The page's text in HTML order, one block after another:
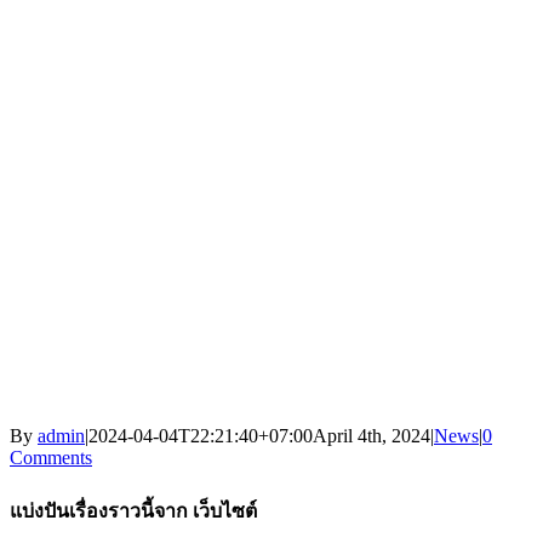
By admin|2024-04-04T22:21:40+07:00April 4th, 2024|News|0
Comments
แบ่งปันเรื่องราวนี้จาก เว็บไซต์